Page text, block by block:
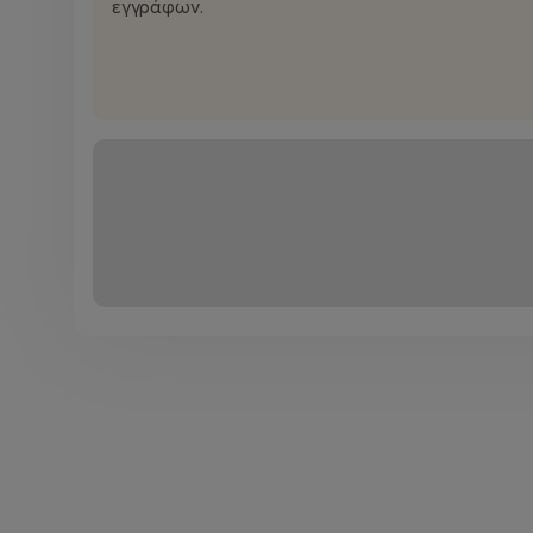
εγγράφων.